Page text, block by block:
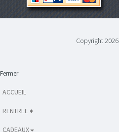
Copyright 2026
Fermer
ACCUEIL
RENTREE ♦
CADEAUX